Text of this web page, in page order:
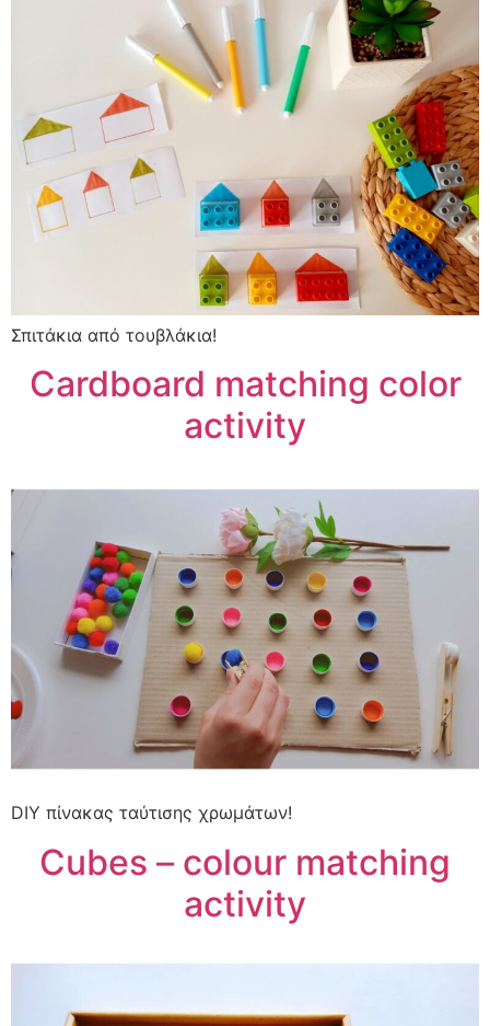
Σπιτάκια από τουβλάκια!
Cardboard matching color
activity
DIY πίνακας ταύτισης χρωμάτων!
Cubes – colour matching
activity